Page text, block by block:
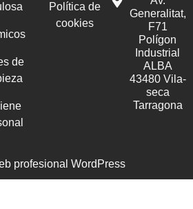
de
Política de
cookies
Generalitat,
F71
Polígon
Industrial
ALBA
43480 Vila-
seca
Tarragona
profesional WordPress